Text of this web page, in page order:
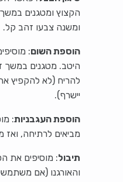
ומשנה צבעו זהב קל.
הוספת השום:
היטב. מטגנים
להריח (לא להקפיץ
יישרף).
הוספת העגבניות:
מביאים לרתיחה,
תיבול: מוסיפים את
והאורגנו (אם